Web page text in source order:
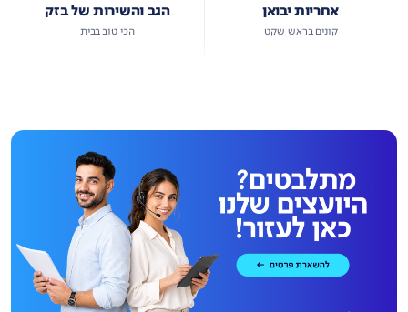
אחריות יבואן
קונים בראש שקט
הגב והשירות של בזק
הכי טוב בבית